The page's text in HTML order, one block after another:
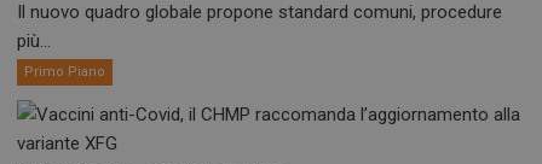
Il nuovo quadro globale propone standard comuni, procedure
più...
Primo Piano